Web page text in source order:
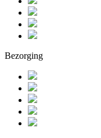
Bezorging